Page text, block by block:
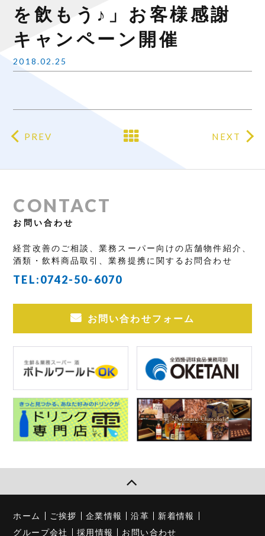
を飲もう♪」お客様感謝
キャンペーン開催
2018.02.25
PREV NEXT
CONTACT
お問い合わせ
経営改善のご相談、業務スーパー向けの店舗物件紹介、
酒類・飲料商品取引、業務提携に関するお問合わせ
TEL:0742-50-6070
お問い合わせフォーム
ホーム ご挨拶 企業情報 沿革
新着情報
グループ会社
採用情報 お問い合わせ